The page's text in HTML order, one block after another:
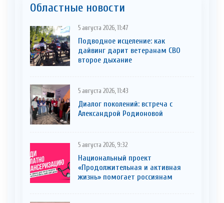
Областные новости
5 августа 2026, 11:47
Подводное исцеление: как
дайвинг дарит ветеранам СВО
второе дыхание
5 августа 2026, 11:43
Диалог поколений: встреча с
Александрой Родионовой
5 августа 2026, 9:32
Национальный проект
«Продолжительная и активная
жизнь» помогает россиянам